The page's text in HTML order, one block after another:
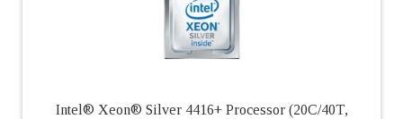
Intel® Xeon® Silver 4416+ Processor (20C/40T,